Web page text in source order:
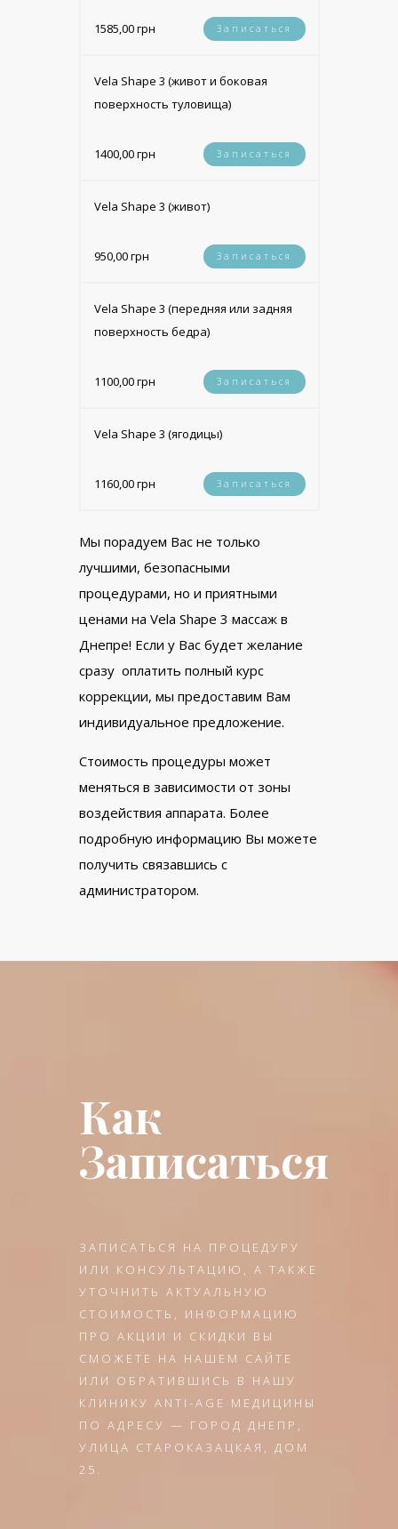
1585,00 грн Записаться
Vela Shape 3 (живот и боковая
поверхность туловища)
1400,00 грн Записаться
Vela Shape 3 (живот)
950,00 грн Записаться
Vela Shape 3 (передняя или задняя
поверхность бедра)
1100,00 грн Записаться
Vela Shape 3 (ягодицы)
1160,00 грн Записаться
Мы порадуем Вас не только
лучшими, безопасными
процедурами, но и приятными
ценами на Vela Shape 3 массаж в
Днепре! Если у Вас будет желание
сразу оплатить полный курс
коррекции, мы предоставим Вам
индивидуальное предложение.
Стоимость процедуры может
меняться в зависимости от зоны
воздействия аппарата. Более
подробную информацию Вы можете
получить связавшись с
администратором.
Как
Записаться
ЗАПИСАТЬСЯ НА ПРОЦЕДУРУ
ИЛИ КОНСУЛЬТАЦИЮ, А ТАКЖЕ
УТОЧНИТЬ АКТУАЛЬНУЮ
СТОИМОСТЬ, ИНФОРМАЦИЮ
ПРО АКЦИИ И СКИДКИ ВЫ
СМОЖЕТЕ НА НАШЕМ САЙТЕ
ИЛИ ОБРАТИВШИСЬ В НАШУ
КЛИНИКУ ANTI-AGE МЕДИЦИНЫ
ПО АДРЕСУ — ГОРОД ДНЕПР,
УЛИЦА СТАРОКАЗАЦКАЯ, ДОМ
25.